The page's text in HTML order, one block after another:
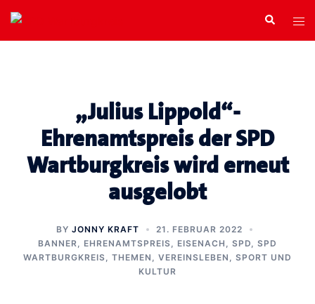
Zum
Inhalt
springen
Search
„Julius Lippold“-
Ehrenamtspreis der SPD
Wartburgkreis wird erneut
ausgelobt
BY JONNY KRAFT
21. FEBRUAR 2022
BANNER
EHRENAMTSPREIS EISENACH SPD
SPD
WARTBURGKREIS
THEMEN
VEREINSLEBEN, SPORT UND
KULTUR